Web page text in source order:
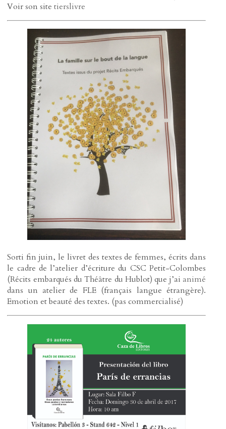
Voir son sitetierslivre
Sorti fin juin, le livret des textes de femmes, écrits dans
le cadre de l’atelier d’écriture du CSC Petit-Colombes
(Récits embarqués du Théâtre du Hublot) que j’ai animé
dans un atelier de FLE (français langue étrangère).
Emotion et beauté des textes. (pas commercialisé)